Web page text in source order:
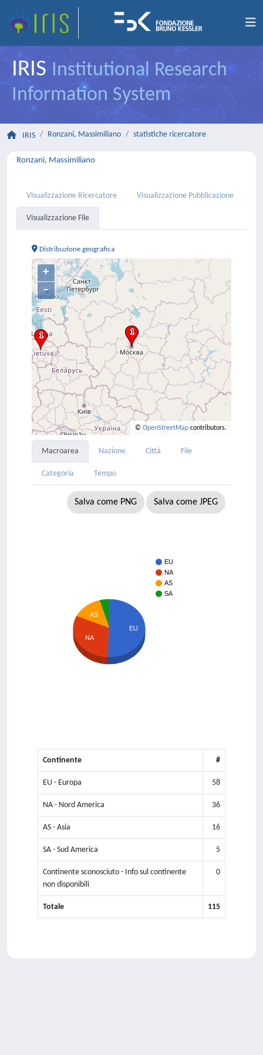
IRIS Institutional Research
Information System
IRIS Ronzani, Massimiliano statistiche ricercatore
Ronzani, Massimiliano
Visualizzazione Ricercatore Visualizzazione Pubblicazione
Visualizzazione File
Distribuzione geografica
+
–
© OpenStreetMap contributors.
Macroarea Nazione Città File
Categoria Tempo
Salva come PNG Salva come JPEG
EU
NA
AS
SA
AS
NA
EU
Continente #
EU - Europa 58
NA - Nord America 36
AS - Asia 16
SA - Sud America 5
Continente sconosciuto - Info sul continente
non disponibili
0
Totale 115